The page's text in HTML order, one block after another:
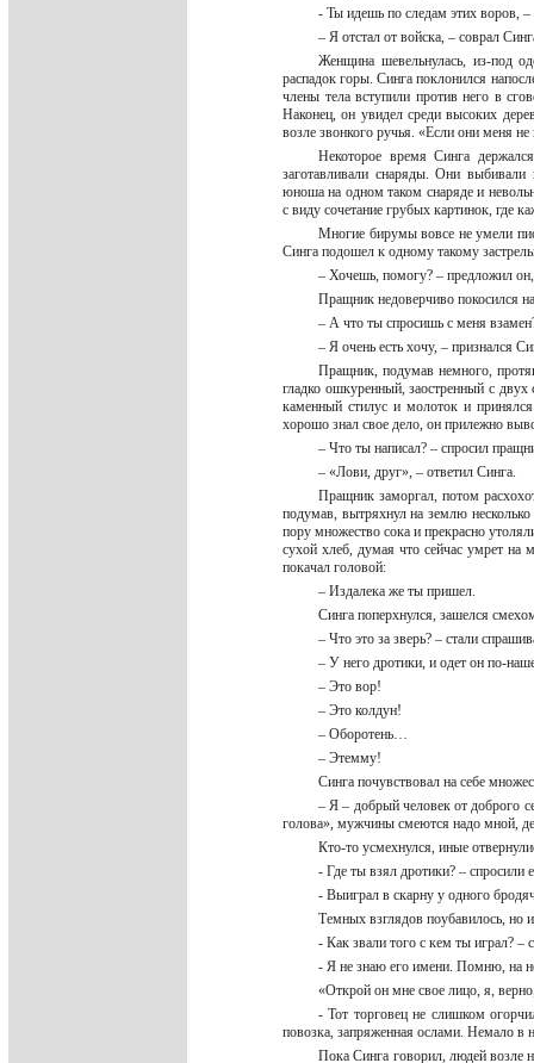
- Ты идешь по следам этих воров,
– Я отстал от войска, – соврал
Женщина шевельнулась, из-под
распадок горы. Синга поклонился
члены тела вступили против него в
Наконец, он увидел среди высоких
возле звонкого ручья. «Если они меня
Некоторое время Синга
заготавливали снаряды. Они
юноша на одном таком снаряде и
с виду сочетание грубых картинок, где
Многие бирумы вовсе не умели
Синга подошел к одному такому
– Хочешь, помогу? – предложил
Пращник недоверчиво покосился
– А что ты спросишь с меня
– Я очень есть хочу, – признался
Пращник, подумав немного,
гладко ошкуренный, заостренный с
каменный стилус и молоток и
хорошо знал свое дело, он прилежно
– Что ты написал? – спросил
– «Лови, друг», – ответил Синга.
Пращник заморгал, потом
подумав, вытряхнул на землю
пору множество сока и прекрасно
сухой хлеб, думая что сейчас умрет на
покачал головой:
– Издалека же ты пришел.
Синга поперхнулся, зашелся
– Что это за зверь? – стали
– У него дротики, и одет он по-
– Это вор!
– Это колдун!
– Оборотень…
– Этемму!
Синга почувствовал на себе
– Я – добрый человек от доброго
голова», мужчины смеются надо мной,
Кто-то усмехнулся, иные
- Где ты взял дротики? – спросили
- Выиграл в скарну у одного
Темных взглядов поубавилось, но
- Как звали того с кем ты играл? –
- Я не знаю его имени. Помню, на
«Открой он мне свое лицо, я,
- Тот торговец не слишком
повозка, запряженная ослами. Немало
Пока Синга говорил, людей возле